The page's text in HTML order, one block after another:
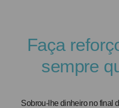
Faça
sempre
Sobrou-lhe dinheiro no final